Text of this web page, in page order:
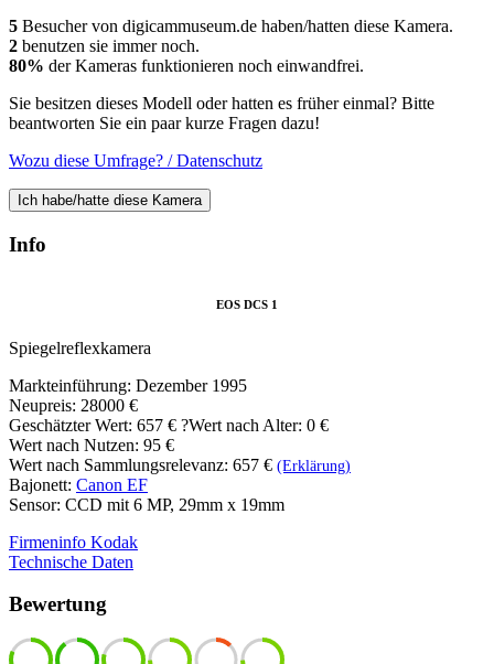
5 Besucher von digicammuseum.de haben/hatten diese Kamera.
2 benutzen sie immer noch.
80% der Kameras funktionieren noch einwandfrei.
Sie besitzen dieses Modell oder hatten es früher einmal? Bitte
beantworten Sie ein paar kurze Fragen dazu!
Wozu diese Umfrage? / Datenschutz
Ich habe/hatte diese Kamera
Info
EOS DCS 1
Spiegelreflexkamera
Markteinführung: Dezember 1995
Neupreis: 28000 €
Geschätzter Wert: 657 € ?Wert nach Alter: 0 €
Wert nach Nutzen: 95 €
Wert nach Sammlungsrelevanz: 657 € (Erklärung)
Bajonett: Canon EF
Sensor: CCD mit 6 MP, 29mm x 19mm
Firmeninfo Kodak
Technische Daten
Bewertung